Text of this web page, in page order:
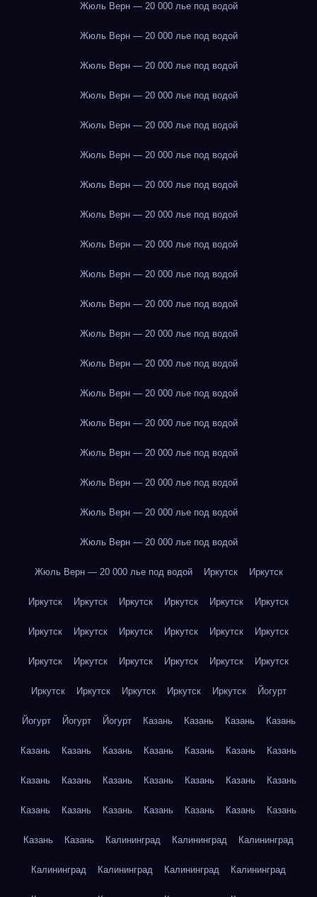
Жюль Верн — 20 000 лье под водой
Жюль Верн — 20 000 лье под водой
Жюль Верн — 20 000 лье под водой
Жюль Верн — 20 000 лье под водой
Жюль Верн — 20 000 лье под водой
Жюль Верн — 20 000 лье под водой
Жюль Верн — 20 000 лье под водой
Жюль Верн — 20 000 лье под водой
Жюль Верн — 20 000 лье под водой
Жюль Верн — 20 000 лье под водой
Жюль Верн — 20 000 лье под водой
Жюль Верн — 20 000 лье под водой
Жюль Верн — 20 000 лье под водой
Жюль Верн — 20 000 лье под водой
Жюль Верн — 20 000 лье под водой
Жюль Верн — 20 000 лье под водой
Жюль Верн — 20 000 лье под водой
Жюль Верн — 20 000 лье под водой
Жюль Верн — 20 000 лье под водой
Жюль Верн — 20 000 лье под водой Иркутск Иркутск
Иркутск Иркутск Иркутск Иркутск Иркутск Иркутск
Иркутск Иркутск Иркутск Иркутск Иркутск Иркутск
Иркутск Иркутск Иркутск Иркутск Иркутск Иркутск
Иркутск Иркутск Иркутск Иркутск Иркутск Йогурт
Йогурт Йогурт Йогурт Казань Казань Казань Казань
Казань Казань Казань Казань Казань Казань Казань
Казань Казань Казань Казань Казань Казань Казань
Казань Казань Казань Казань Казань Казань Казань
Казань Казань Калининград Калининград Калининград
Калининград Калининград Калининград Калининград